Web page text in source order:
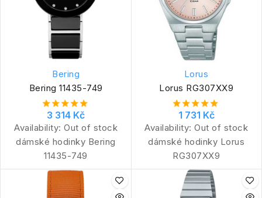
Bering
Bering 11435-749
3 314 Kč
Availability: Out of stock
dámské hodinky Bering
11435-749
Lorus
Lorus RG307XX9
1 731 Kč
Availability: Out of stock
dámské hodinky Lorus
RG307XX9